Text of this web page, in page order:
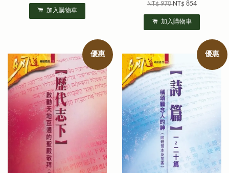
加入購物車
NT$ 970NT$ 854
加入購物車
優惠 優惠